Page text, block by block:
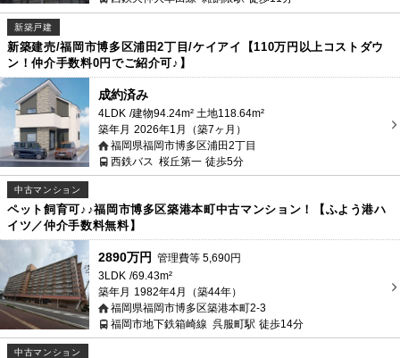
新築戸建
新築建売/福岡市博多区浦田2丁目/ケイアイ【110万円以上コストダウ
ン！仲介手数料0円でご紹介可♪】
4LDK 建物94.24m² 土地118.64m²
築年月 2026年1月（築7ヶ月）
福岡県福岡市博多区浦田2丁目
西鉄バス 桜丘第一 徒歩5分
成約済み
中古マンション
ペット飼育可♪♪福岡市博多区築港本町中古マンション！【ふよう港ハ
イツ／仲介手数料無料】
3LDK 69.43m²
築年月 1982年4月（築44年）
福岡県福岡市博多区築港本町2-3
福岡市地下鉄箱崎線 呉服町駅 徒歩14分
2890万円 管理費等 5,690円
中古マンション